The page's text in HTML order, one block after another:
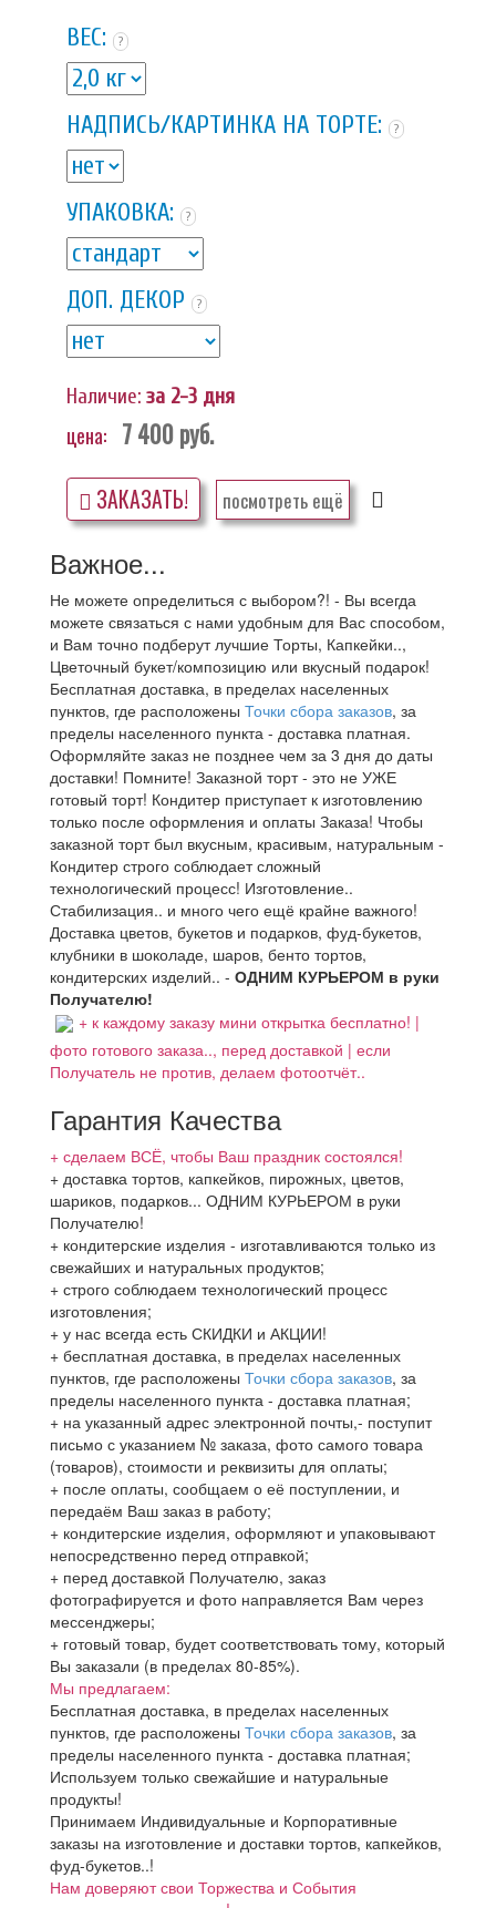
ВЕС: ?
НАДПИСЬ/КАРТИНКА НА ТОРТЕ: ?
УПАКОВКА: ?
ДОП. ДЕКОР ?
Наличие: за 2-3 дня
цена: 7 400руб.
ЗАКАЗАТЬ! посмотреть ещё
Важное...
Не можете определиться с выбором?! - Вы всегда
можете связаться с нами удобным для Вас способом,
и Вам точно подберут лучшие Торты, Капкейки..,
Цветочный букет/композицию или вкусный подарок!
Бесплатная доставка, в пределах населенных
пунктов, где расположены Точки сбора заказов, за
пределы населенного пункта - доставка платная.
Оформляйте заказ не позднее чем за 3 дня до даты
доставки! Помните! Заказной торт - это не УЖЕ
готовый торт! Кондитер приступает к изготовлению
только после оформления и оплаты Заказа! Чтобы
заказной торт был вкусным, красивым, натуральным -
Кондитер строго соблюдает сложный
технологический процесс! Изготовление..
Стабилизация.. и много чего ещё крайне важного!
Доставка цветов, букетов и подарков, фуд-букетов,
клубники в шоколаде, шаров, бенто тортов,
кондитерских изделий.. - ОДНИМ КУРЬЕРОМ в руки
Получателю!
+ к каждому заказу мини открытка бесплатно! |
фото готового заказа.., перед доставкой | если
Получатель не против, делаем фотоотчёт..
Гарантия Качества
+ сделаем ВСЁ, чтобы Ваш праздник состоялся!
+ доставка тортов, капкейков, пирожных, цветов,
шариков, подарков... ОДНИМ КУРЬЕРОМ в руки
Получателю!
+ кондитерские изделия - изготавливаются только из
свежайших и натуральных продуктов;
+ строго соблюдаем технологический процесс
изготовления;
+ у нас всегда есть СКИДКИ и АКЦИИ!
+ бесплатная доставка, в пределах населенных
пунктов, где расположены Точки сбора заказов, за
пределы населенного пункта - доставка платная;
+ на указанный адрес электронной почты,- поступит
письмо с указанием № заказа, фото самого товара
(товаров), стоимости и реквизиты для оплаты;
+ после оплаты, сообщаем о её поступлении, и
передаём Ваш заказ в работу;
+ кондитерские изделия, оформляют и упаковывают
непосредственно перед отправкой;
+ перед доставкой Получателю, заказ
фотографируется и фото направляется Вам через
мессенджеры;
+ готовый товар, будет соответствовать тому, который
Вы заказали (в пределах 80-85%).
Мы предлагаем:
Бесплатная доставка, в пределах населенных
пунктов, где расположены Точки сбора заказов, за
пределы населенного пункта - доставка платная;
Используем только свежайшие и натуральные
продукты!
Принимаем Индивидуальные и Корпоративные
заказы на изготовление и доставки тортов, капкейков,
фуд-букетов..!
Нам доверяют свои Торжества и События